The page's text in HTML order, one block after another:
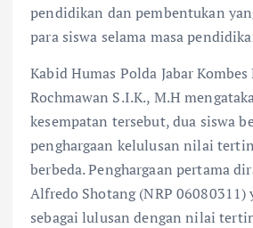
pendidikan dan pembentukan
para siswa selama masa
Kabid Humas Polda Jabar
Rochmawan S.I.K., M.H
kesempatan tersebut, dua siswa
penghargaan kelulusan nilai
berbeda. Penghargaan pertama
Alfredo Shotang (NRP 06080311)
sebagai lulusan dengan nilai